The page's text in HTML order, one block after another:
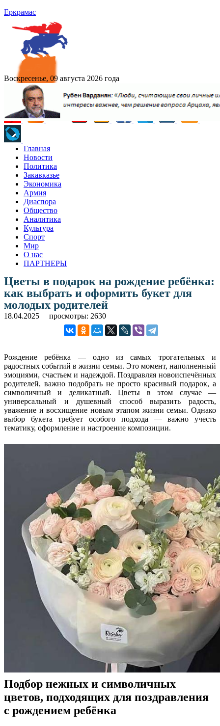
Еркрамас
Воскресенье, 09 августа 2026 года
Главная
Новости
Политика
Закавказье
Экономика
Армия
Диаспора
Общество
Аналитика
Культура
Спорт
Мир
О нас
ПАРТНЕРЫ
Цветы в подарок на рождение ребёнка:
как выбрать и оформить букет для
молодых родителей
18.04.2025 просмотры: 2630
Рождение ребёнка — одно из самых трогательных и
радостных событий в жизни семьи. Это момент, наполненный
эмоциями, счастьем и надеждой. Поздравляя новоиспечённых
родителей, важно подобрать не просто красивый подарок, а
символичный и деликатный. Цветы в этом случае —
универсальный и душевный способ выразить радость,
уважение и восхищение новым этапом жизни семьи. Однако
выбор букета требует особого подхода — важно учесть
тематику, оформление и настроение композиции.
Подбор нежных и символичных
цветов, подходящих для поздравления
с рождением ребёнка